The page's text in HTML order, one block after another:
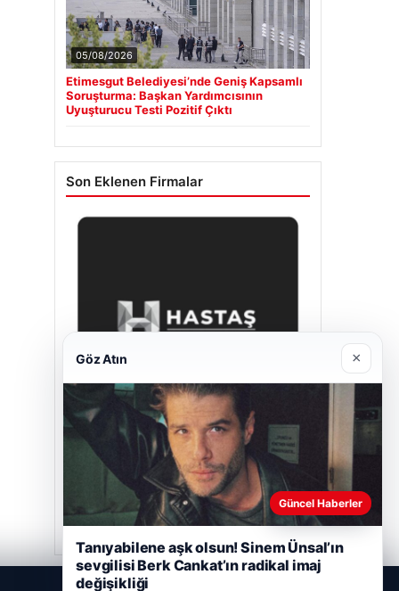
05/08/2026
Etimesgut Belediyesi’nde Geniş Kapsamlı
Soruşturma: Başkan Yardımcısının
Uyuşturucu Testi Pozitif Çıktı
Son Eklenen Firmalar
Hastaş Beton
26/05/2026
Göz Atın ×
Güncel Haberler
Tanıyabilene aşk olsun! Sinem Ünsal’ın
sevgilisi Berk Cankat’ın radikal imaj
değişikliği